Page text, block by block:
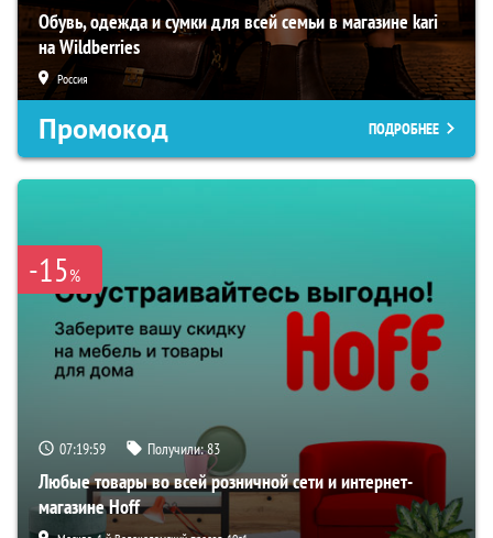
Обувь, одежда и сумки для всей семьи в магазине kari
на Wildberries
Россия
Промокод ПОДРОБНЕЕ
-15%
07:19:59 Получили:83
Любые товары во всей розничной сети и интернет-
магазине Hoff